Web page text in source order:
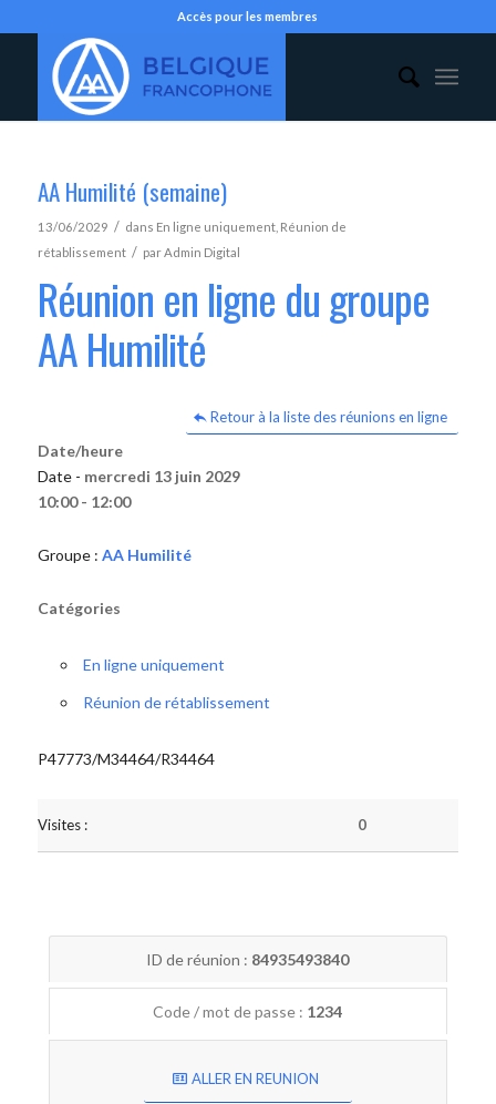
Accès pour les membres
AA Humilité (semaine)
13/06/2029 / dans En ligne uniquement, Réunion de
rétablissement / parAdmin Digital
Réunion en ligne du groupe
AA Humilité
Retour à la liste des réunions en ligne
Date/heure
Date - mercredi 13 juin 2029
10:00 - 12:00
Groupe : AA Humilité
Catégories
En ligne uniquement
Réunion de rétablissement
P47773/M34464/R34464
Visites : 0
ID de réunion : 84935493840
Code / mot de passe : 1234
ALLER EN REUNION